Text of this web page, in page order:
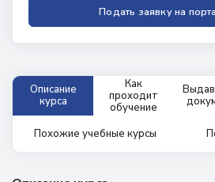
Подать заявку на
Описание
курса
Как
проходит
обучение
Похожие учебные курсы